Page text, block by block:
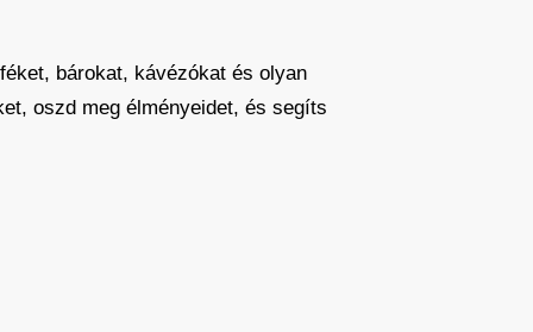
bárokat, kávézókat és olyan
oszd meg élményeidet, és segíts